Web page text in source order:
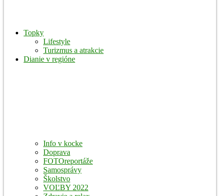
Topky
Lifestyle
Turizmus a atrakcie
Dianie v regióne
Info v kocke
Doprava
FOTOreportáže
Samosprávy
Školstvo
VOĽBY 2022